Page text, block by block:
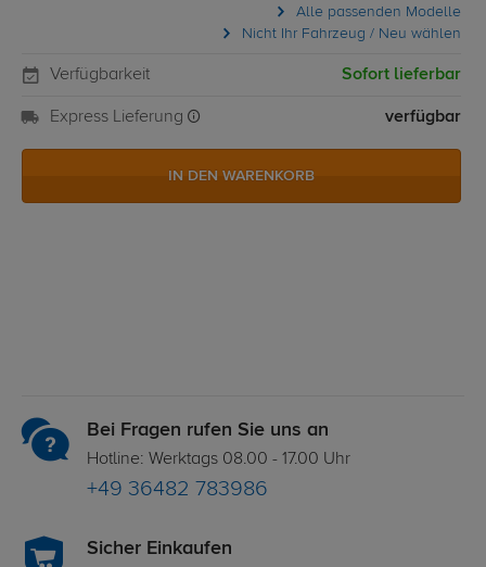
Alle passenden Modelle
Nicht Ihr Fahrzeug / Neu wählen
Verfügbarkeit Sofort lieferbar
Express Lieferung verfügbar
IN DEN WARENKORB
Bei Fragen rufen Sie uns an
Hotline: Werktags 08.00 - 17.00 Uhr
+49 36482 783986
Sicher Einkaufen